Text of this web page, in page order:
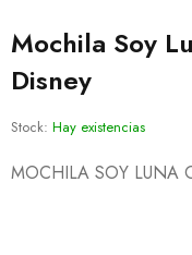
Mochila Soy
Disney
Stock: Hay existencias
MOCHILA SOY LUNA